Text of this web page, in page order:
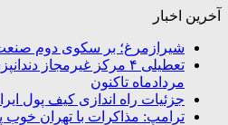
آخرین اخبار
شیرازمرغ؛ بر سکوی دوم
تعطیلی ۴ مرکز غیرمجاز
مردادماه تاکنون
جزئیات راه اندازی کیف پول
ترامپ: مذاکرات با تهران